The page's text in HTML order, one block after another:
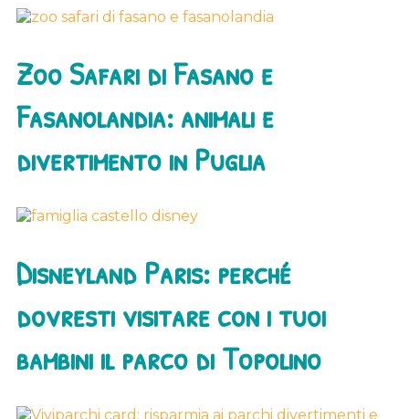
Zoo Safari di Fasano e
Fasanolandia: animali e
divertimento in Puglia
Disneyland Paris: perché
dovresti visitare con i tuoi
bambini il parco di Topolino